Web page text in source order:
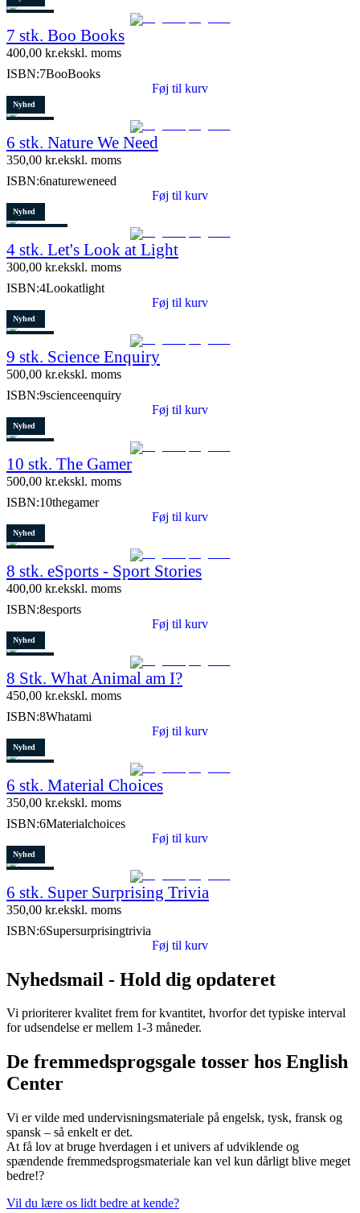
2 stk. tilbage
7 stk. Boo Books
400,00 kr.ekskl. moms
ISBN:7BooBooks
Føj til kurv
Nyhed
8 stk. tilbage
6 stk. Nature We Need
350,00 kr.ekskl. moms
ISBN:6natureweneed
Føj til kurv
Nyhed
4 stk. Let's Look at Light
300,00 kr.ekskl. moms
ISBN:4Lookatlight
Føj til kurv
Nyhed
10 stk. tilbage
9 stk. Science Enquiry
500,00 kr.ekskl. moms
ISBN:9scienceenquiry
Føj til kurv
Nyhed
5 stk. tilbage
10 stk. The Gamer
500,00 kr.ekskl. moms
ISBN:10thegamer
Føj til kurv
Nyhed
6 stk. tilbage
8 stk. eSports - Sport Stories
400,00 kr.ekskl. moms
ISBN:8esports
Føj til kurv
Nyhed
10 stk. tilbage
8 Stk. What Animal am I?
450,00 kr.ekskl. moms
ISBN:8Whatami
Føj til kurv
Nyhed
5 stk. tilbage
6 stk. Material Choices
350,00 kr.ekskl. moms
ISBN:6Materialchoices
Føj til kurv
Nyhed
8 stk. tilbage
6 stk. Super Surprising Trivia
350,00 kr.ekskl. moms
ISBN:6Supersurprisingtrivia
Føj til kurv
Nyhedsmail - Hold dig opdateret
Vi prioriterer kvalitet frem for kvantitet, hvorfor det typiske interval
for udsendelse er mellem 1-3 måneder.
De fremmedsprogsgale tosser hos English
Center
Vi er vilde med undervisningsmateriale på engelsk, tysk, fransk og
spansk – så enkelt er det.
At få lov at bruge hverdagen i et univers af udviklende og
spændende fremmedsprogsmateriale kan vel kun dårligt blive meget
bedre!?
Vil du lære os lidt bedre at kende?